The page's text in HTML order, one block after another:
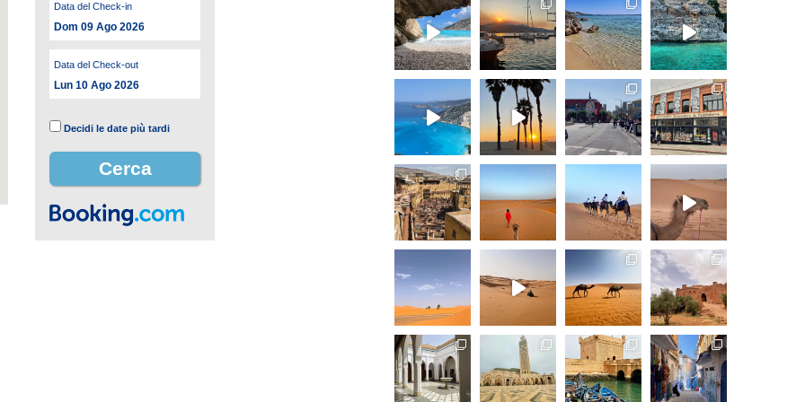
Data del Check-in
Dom 09 Ago 2026
Data del Check-out
Lun 10 Ago 2026
Decidi le date più tardi